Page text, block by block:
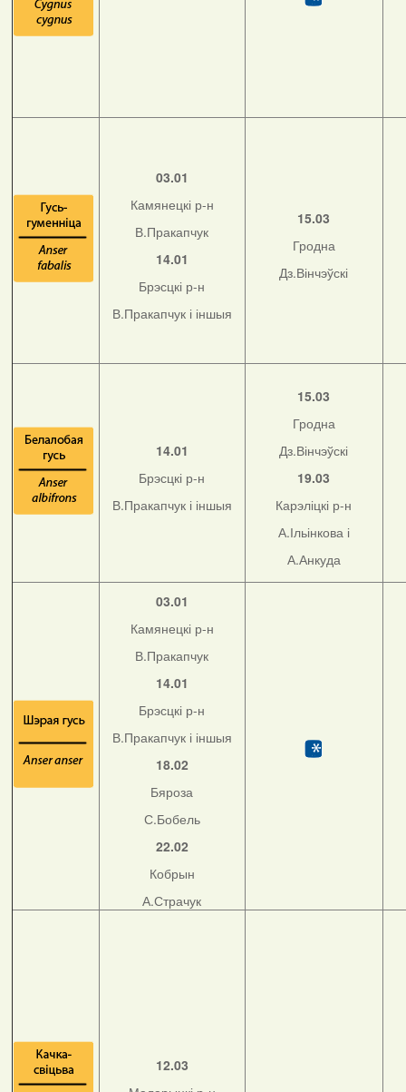
03.01
Камянецкі р-н
В.Пракапчук
14.01
Брэсцкі р-н
В.Пракапчук і іншыя
15.03
Гродна
Дз.Вінчэўскі
14.01
Брэсцкі р-н
В.Пракапчук і іншыя
15.03
Гродна
Дз.Вінчэўскі
19.03
Карэліцкі р-н
А.Ільінкова і
А.Анкуда
03.01
Камянецкі р-н
В.Пракапчук
14.01
Брэсцкі р-н
В.Пракапчук і іншыя
18.02
Бяроза
С.Бобель
22.02
Кобрын
А.Страчук
12.03